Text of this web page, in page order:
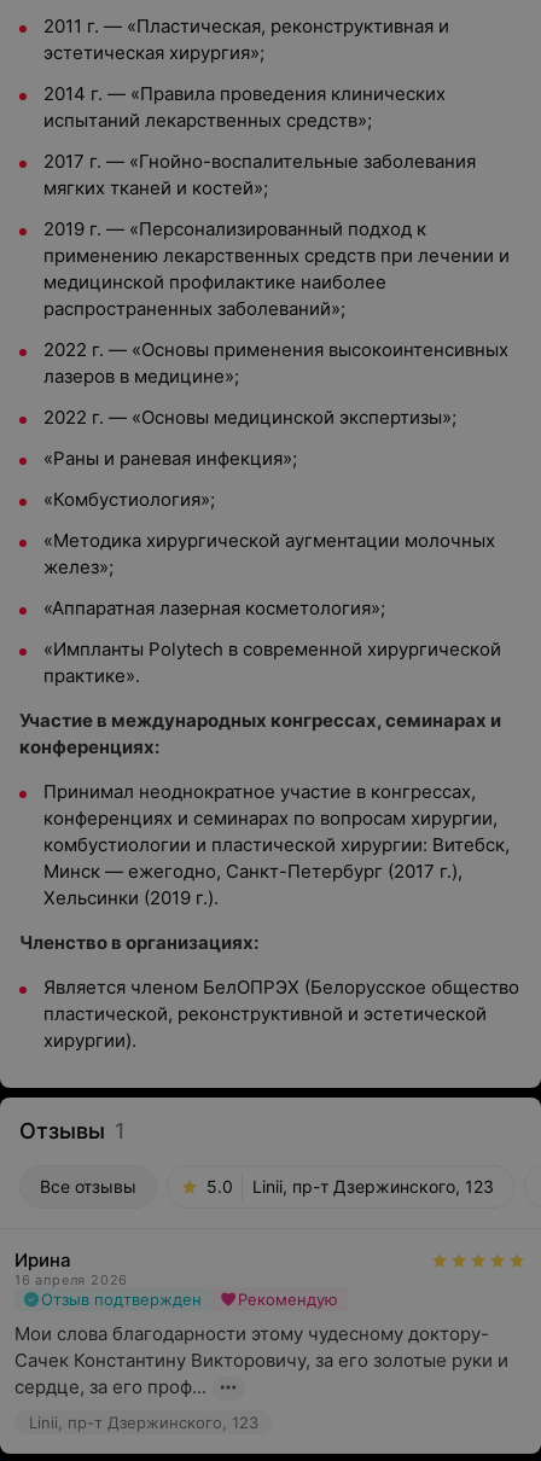
2011 г. — «Пластическая, реконструктивная и
эстетическая хирургия»;
2014 г. — «Правила проведения клинических
испытаний лекарственных средств»;
2017 г. — «Гнойно-воспалительные заболевания
мягких тканей и костей»;
2019 г. — «Персонализированный подход к
применению лекарственных средств при лечении и
медицинской профилактике наиболее
распространенных заболеваний»;
2022 г. — «Основы применения высокоинтенсивных
лазеров в медицине»;
2022 г. — «Основы медицинской экспертизы»;
«Раны и раневая инфекция»;
«Комбустиология»;
«Методика хирургической аугментации молочных
желез»;
«Аппаратная лазерная косметология»;
«Импланты Polytech в современной хирургической
практике».
Участие в международных конгрессах, семинарах и
конференциях:
Принимал неоднократное участие в конгрессах,
конференциях и семинарах по вопросам хирургии,
комбустиологии и пластической хирургии: Витебск,
Минск — ежегодно, Санкт-Петербург (2017 г.),
Хельсинки (2019 г.).
Членство в организациях:
Является членом БелОПРЭХ (Белорусское общество
пластической, реконструктивной и эстетической
хирургии).
Отзывы 1
Все отзывы 5.0 Linii, пр-т Дзержинского, 123
Ирина
16 апреля 2026
Отзыв подтвержден Рекомендую
Мои слова благодарности этому чудесному доктору-
Сачек Константину Викторовичу, за его золотые руки и
сердце, за его проф...
Linii, пр-т Дзержинского, 123